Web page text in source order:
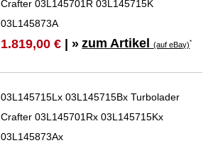
Crafter 03L145701R 03L145715K
03L145873A
1.819,00 € | » zum Artikel(auf eBay)*
03L145715Lx 03L145715Bx Turbolader
Crafter 03L145701Rx 03L145715Kx
03L145873Ax